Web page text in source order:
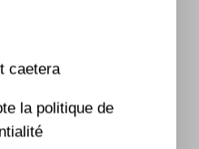
caetera
la politique de